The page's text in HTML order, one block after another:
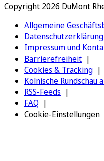
Copyright 2026 DuMont
Allgemeine
Datenschutzerklärung
Impressum und
Barrierefreiheit
Cookies & Tracking
Kölnische Rundschau
RSS-Feeds
FAQ
Cookie-Einstellungen